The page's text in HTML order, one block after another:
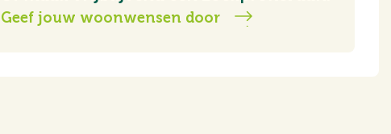
Geef jouw woonwensen door